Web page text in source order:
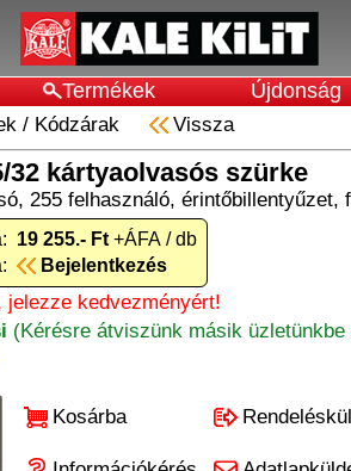
Termékek Újdonság
/ Kódzárak Vissza
32 kártyaolvasós szürke
255 felhasználó, érintőbillentyűzet,
19 255.- Ft +ÁFA / db
Bejelentkezés
jelezze kedvezményért!
(Kérésre átviszünk másik üzletünkbe
Kosárba